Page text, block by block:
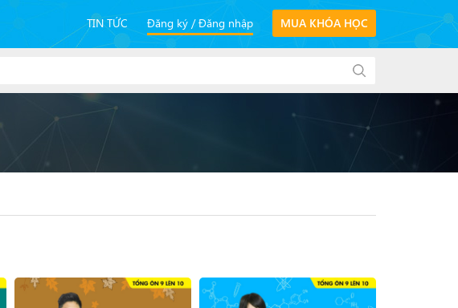
TIN TỨC Đăng ký Đăng nhập MUA KHÓA HỌC